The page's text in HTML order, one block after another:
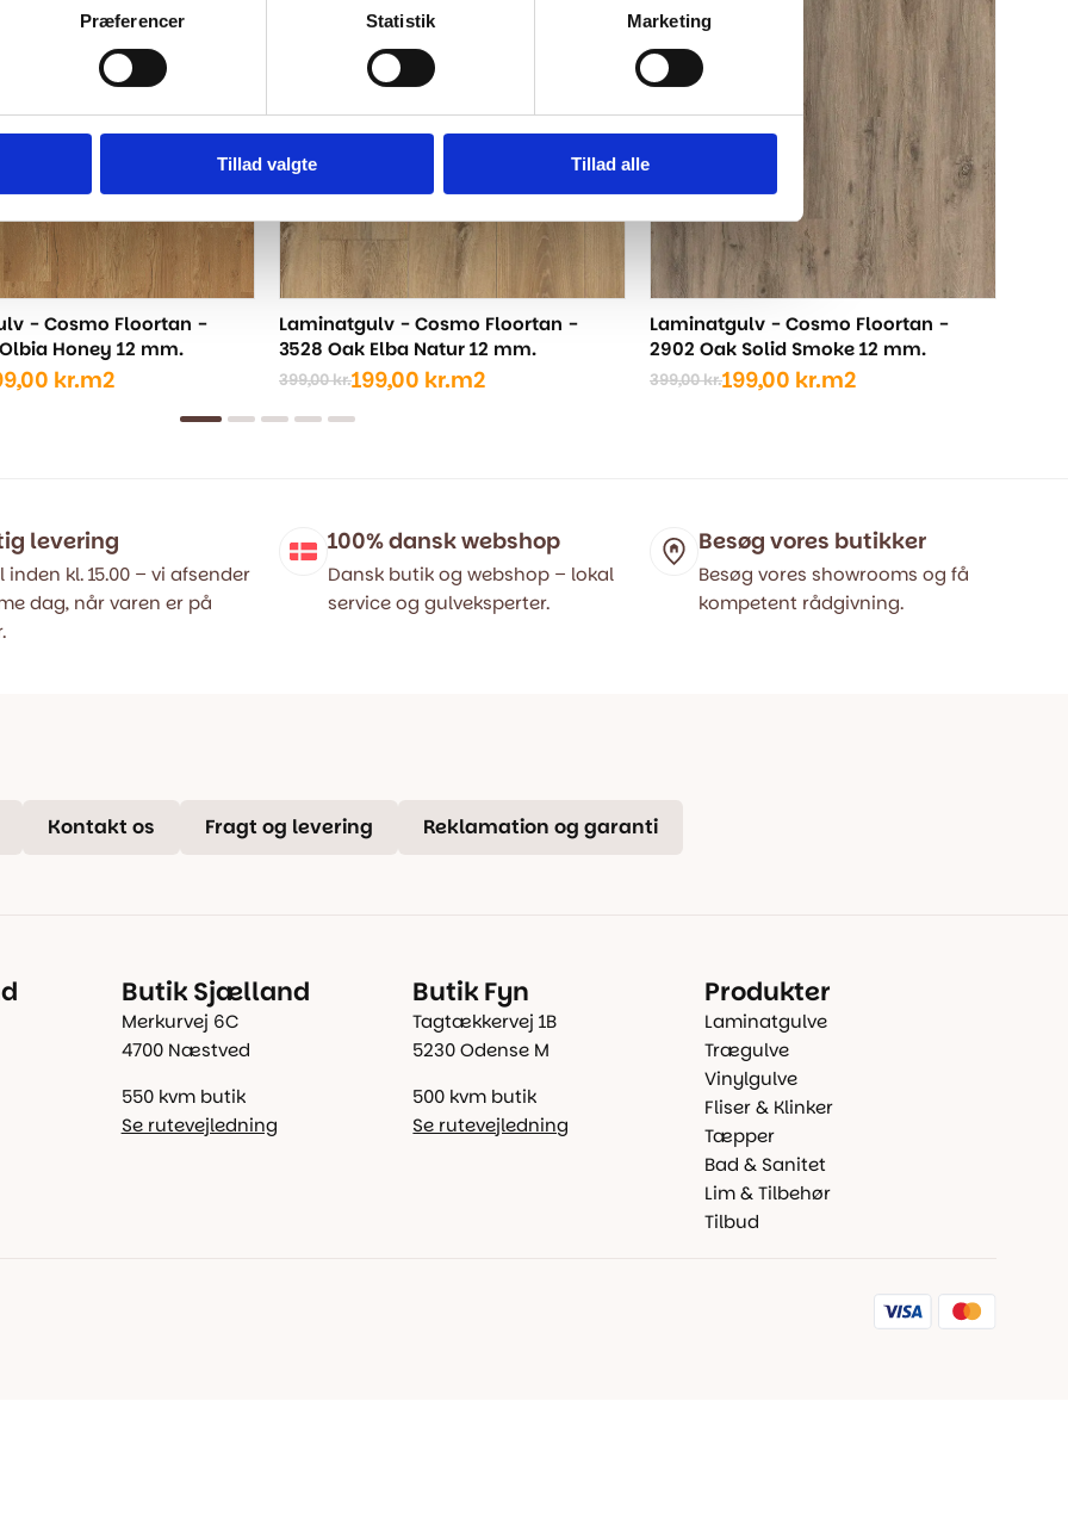
Præferencer Statistik Marketing
Tillad valgte Tillad alle
- Cosmo Floortan -
Honey 12 mm.
kr.m2
Laminatgulv - Cosmo Floortan -
3528 Oak Elba Natur 12 mm.
399,00kr.
Den
oprindelige
199,00 kr.
Den
aktuelle
m2
Laminatgulv - Cosmo Floortan -
2902 Oak Solid Smoke 12 mm.
399,00kr.
Den
199,00 kr.
Den
m2
levering
inden kl. 15.00 – vi afsender
dag, når varen er på
100% dansk webshop
Dansk butik og webshop – lokal
service og gulveksperter.
Besøg vores butikker
Besøg vores showrooms og få
kompetent rådgivning.
Kontakt os Fragt og levering Reklamation og garanti
Butik Sjælland
Merkurvej 6C
4700 Næstved
550 kvm butik
Se rutevejledning
Butik Fyn
Tagtækkervej 1B
5230 Odense M
500 kvm butik
Se rutevejledning
Produkter
Laminatgulve
Trægulve
Vinylgulve
Fliser & Klinker
Tæpper
Bad & Sanitet
Lim & Tilbehør
Tilbud